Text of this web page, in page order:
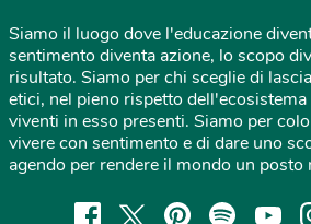
Siamo il luogo dove l'educazione
sentimento diventa azione, lo scopo
risultato. Siamo per chi sceglie di
etici, nel pieno rispetto
viventi in esso presenti. Siamo per
vivere con sentimento e di dare uno
agendo per rendere il mondo un posto